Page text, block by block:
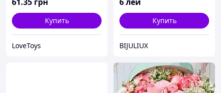
Купить
LoveToys
Купить
BIJULIUX